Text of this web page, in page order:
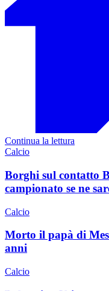
Continua la lettura
Calcio
Borghi sul contatto
campionato se ne
Calcio
Morto il papà di
anni
Calcio